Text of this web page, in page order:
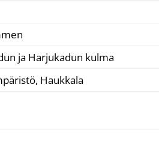
ja Harjukadun kulma
Haukkala